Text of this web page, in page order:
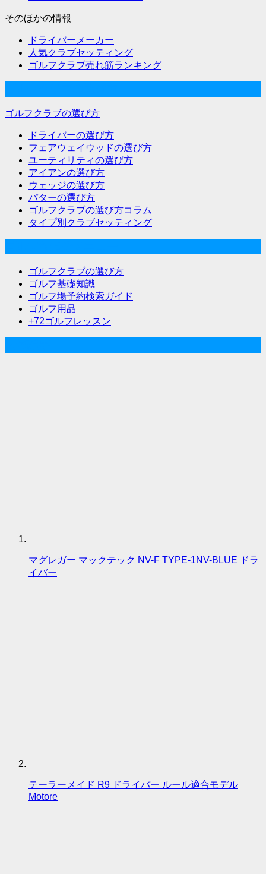
そのほかの情報
ドライバーメーカー
人気クラブセッティング
ゴルフクラブ売れ筋ランキング
ゴルフクラブの選び方
ドライバーの選び方
フェアウェイウッドの選び方
ユーティリティの選び方
アイアンの選び方
ウェッジの選び方
パターの選び方
ゴルフクラブの選び方コラム
タイプ別クラブセッティング
ゴルフクラブの選び方
ゴルフ基礎知識
ゴルフ場予約検索ガイド
ゴルフ用品
+72ゴルフレッスン
マグレガー マックテック NV-F TYPE-1NV-BLUE ドラ
イバー
テーラーメイド R9 ドライバー ルール適合モデル
Motore